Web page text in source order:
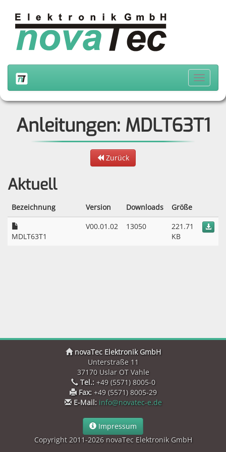
Anleitungen: MDLT63T1
Zurück
Aktuell
Bezeichnung Version Downloads Größe
MDLT63T1
V00.01.02 13050
221.71
KB
novaTec Elektronik GmbH
Unterstraße 11
37170 Uslar OT Vahle
Tel.:+49 (5571) 8005-0
Fax:+49 (5571) 8005-29
E-Mail: info@novatec-e.de
Impressum
Copyright 2011-2026 novaTec Elektronik GmbH